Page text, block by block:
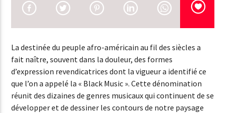
TITRE
EMISSION EN COURS
NSD MUSIQUE
12:00 14:00
La destinée du peuple afro-américain au fil des siècles a
fait naître, souvent dans la douleur, des formes
d’expression revendicatrices dont la vigueur a identifié ce
que l’on a appelé la « Black Music ». Cette dénomination
réunit des dizaines de genres musicaux qui continuent de se
développer et de dessiner les contours de notre paysage